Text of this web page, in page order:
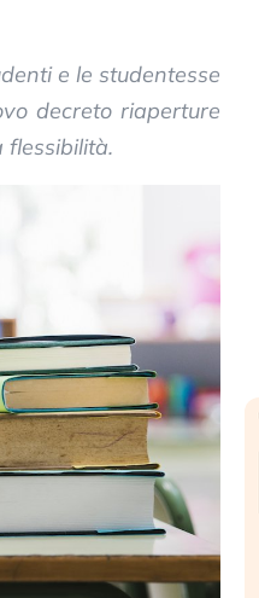
e le studentesse
decreto riaperture
flessibilità.
è rovinata». Investitori
dopo lo scoppio